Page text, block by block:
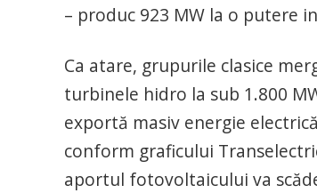
– produc 923 MW la o putere
Ca atare, grupurile clasice
turbinele hidro la sub 1.800
exportă masiv energie
conform graficului
aportul fotovoltaicului va